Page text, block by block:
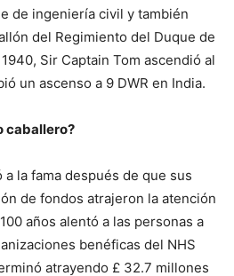
de ingeniería civil y también
del Regimiento del Duque de
Sir Captain Tom ascendió al
un ascenso a 9 DWR en India.
caballero?
a la fama después de que sus
de fondos atrajeron la atención
años alentó a las personas a
benéficas del NHS
atrayendo £ 32.7 millones